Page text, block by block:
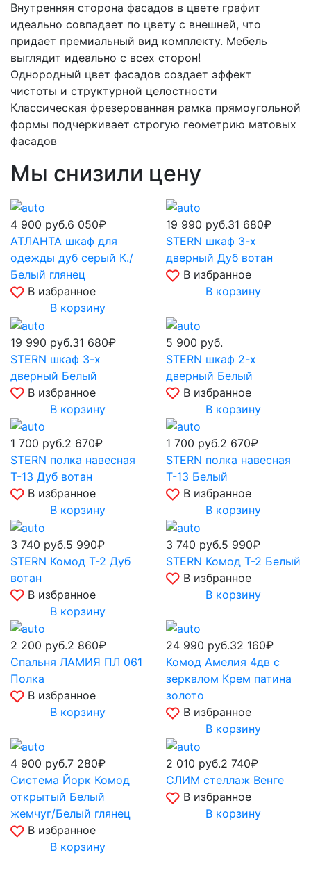
Внутренняя сторона фасадов в цвете графит
идеально совпадает по цвету с внешней, что
придает премиальный вид комплекту. Мебель
выглядит идеально с всех сторон!
Однородный цвет фасадов создает эффект
чистоты и структурной целостности
Классическая фрезерованная рамка прямоугольной
формы подчеркивает строгую геометрию матовых
фасадов
Мы снизили цену
4 900 руб.6 050₽
АТЛАНТА шкаф для
одежды дуб серый К./
Белый глянец
В избранное
В корзину
19 990 руб.31 680₽
STERN шкаф 3-х
дверный Дуб вотан
В избранное
В корзину
19 990 руб.31 680₽
STERN шкаф 3-х
дверный Белый
В избранное
В корзину
5 900 руб.
STERN шкаф 2-х
дверный Белый
В избранное
В корзину
1 700 руб.2 670₽
STERN полка навесная
Т-13 Дуб вотан
В избранное
В корзину
1 700 руб.2 670₽
STERN полка навесная
Т-13 Белый
В избранное
В корзину
3 740 руб.5 990₽
STERN Комод Т-2 Дуб
вотан
В избранное
В корзину
3 740 руб.5 990₽
STERN Комод Т-2 Белый
В избранное
В корзину
2 200 руб.2 860₽
Спальня ЛАМИЯ ПЛ 061
Полка
В избранное
В корзину
24 990 руб.32 160₽
Комод Амелия 4дв с
зеркалом Крем патина
золото
В избранное
В корзину
4 900 руб.7 280₽
Система Йорк Комод
открытый Белый
жемчуг/Белый глянец
В избранное
В корзину
2 010 руб.2 740₽
СЛИМ стеллаж Венге
В избранное
В корзину